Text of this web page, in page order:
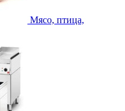
Мясо, птица,